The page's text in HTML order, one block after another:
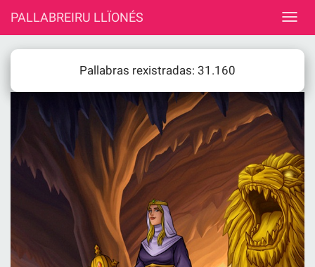
PALLABREIRU LLÏONÉS
Pallabras rexistradas: 31.160